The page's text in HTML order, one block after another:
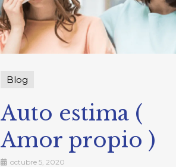
Blog
Auto estima (
Amor propio )
octubre 5, 2020